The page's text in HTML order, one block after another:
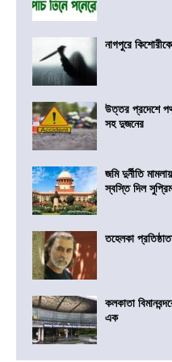
নাগপুরে
উত্তর প্রদেশে পথ
সহ দুজনের
জমি দুর্নীতি
স্বস্তি দিল
তহেলকা
কলকাতা
এক